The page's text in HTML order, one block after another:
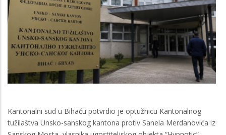
Kantonalni sud u Bihaću potvrdio je optužnicu Kantonalnog
tužilaštva Unsko-sanskog kantona protiv Sanela Merdanovića iz